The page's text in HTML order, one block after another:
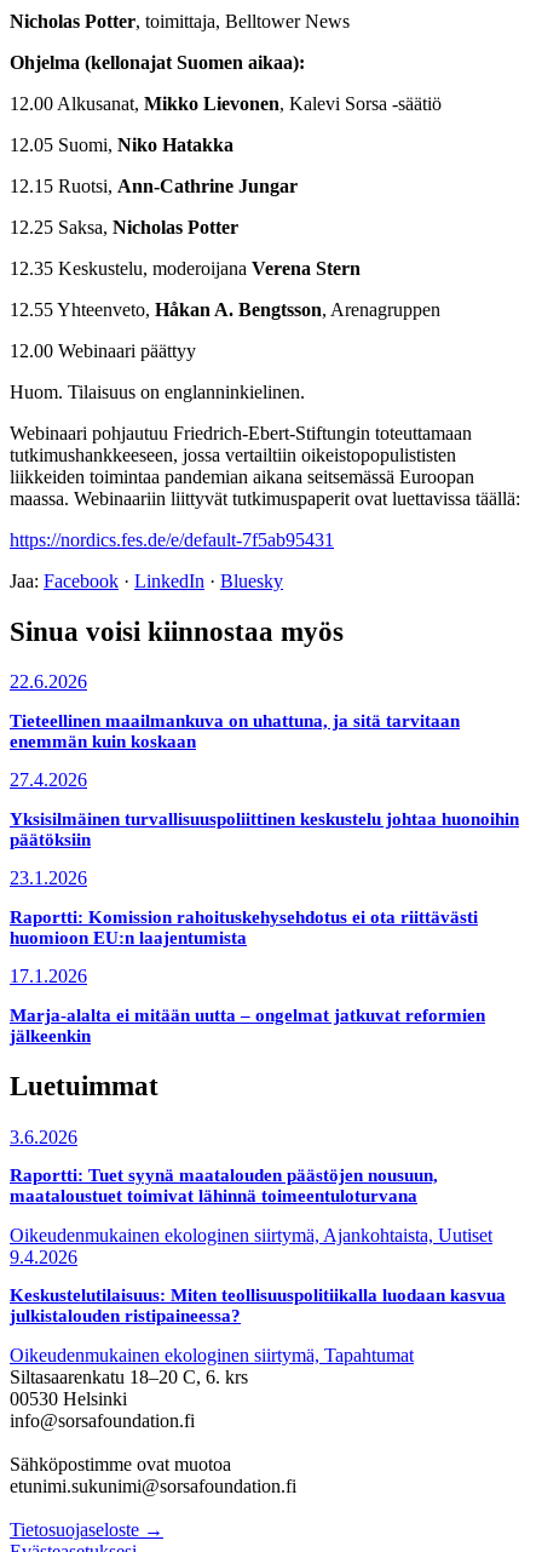
Nicholas Potter, toimittaja, Belltower News
Ohjelma (kellonajat Suomen aikaa):
12.00 Alkusanat, Mikko Lievonen, Kalevi Sorsa -säätiö
12.05 Suomi, Niko Hatakka
12.15 Ruotsi, Ann-Cathrine Jungar
12.25 Saksa, Nicholas Potter
12.35 Keskustelu, moderoijana Verena Stern
12.55 Yhteenveto, Håkan A. Bengtsson, Arenagruppen
12.00 Webinaari päättyy
Huom. Tilaisuus on englanninkielinen.
Webinaari pohjautuu Friedrich-Ebert-Stiftungin toteuttamaan
tutkimushankkeeseen, jossa vertailtiin oikeistopopulististen
liikkeiden toimintaa pandemian aikana seitsemässä Euroopan
maassa. Webinaariin liittyvät tutkimuspaperit ovat luettavissa täällä:
https://nordics.fes.de/e/default-7f5ab95431
Jaa: Facebook · LinkedIn · Bluesky
Sinua voisi kiinnostaa myös
22.6.2026
Tieteellinen maailmankuva on uhattuna, ja sitä tarvitaan
enemmän kuin koskaan
27.4.2026
Yksisilmäinen turvallisuuspoliittinen keskustelu johtaa huonoihin
päätöksiin
23.1.2026
Raportti: Komission rahoituskehysehdotus ei ota riittävästi
huomioon EU:n laajentumista
17.1.2026
Marja-alalta ei mitään uutta – ongelmat jatkuvat reformien
jälkeenkin
Luetuimmat
3.6.2026
Raportti: Tuet syynä maatalouden päästöjen nousuun,
maataloustuet toimivat lähinnä toimeentuloturvana
Oikeudenmukainen ekologinen siirtymä, Ajankohtaista, Uutiset
9.4.2026
Keskustelutilaisuus: Miten teollisuuspolitiikalla luodaan kasvua
julkistalouden ristipaineessa?
Oikeudenmukainen ekologinen siirtymä, Tapahtumat
Siltasaarenkatu 18–20 C, 6. krs
00530 Helsinki
info@sorsafoundation.fi
Sähköpostimme ovat muotoa
etunimi.sukunimi@sorsafoundation.fi
Tietosuojaseloste →